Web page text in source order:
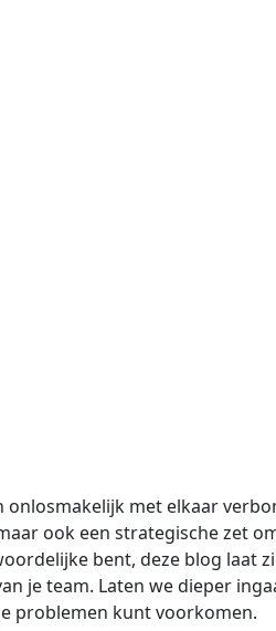
met elkaar
ook een strategische zet
bent, deze blog laat
je team. Laten we dieper
problemen kunt voorkomen.